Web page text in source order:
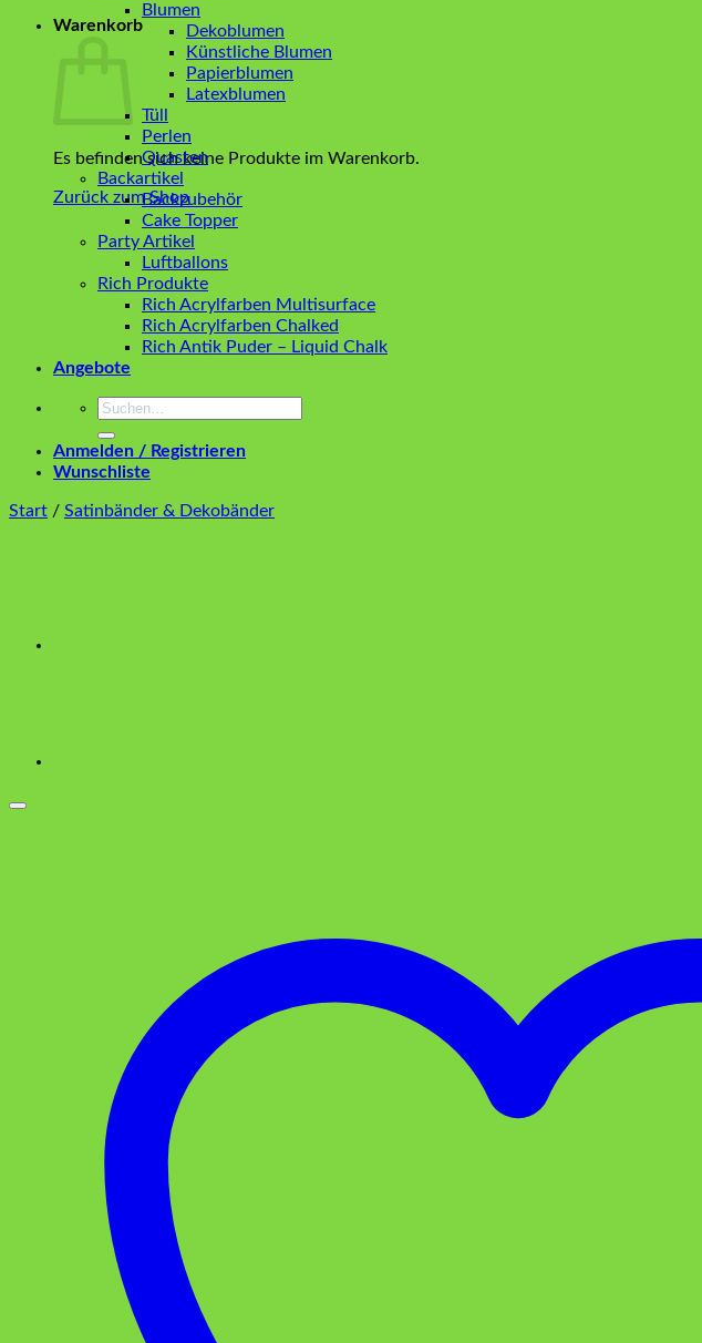
Warenkorb
Es befinden sich keine Produkte im Warenkorb.
Zurück zum Shop
Blumen
Dekoblumen
Künstliche Blumen
Papierblumen
Latexblumen
Tüll
Perlen
Quasten
Backartikel
Backzubehör
Cake Topper
Party Artikel
Luftballons
Rich Produkte
Rich Acrylfarben Multisurface
Rich Acrylfarben Chalked
Rich Antik Puder – Liquid Chalk
Angebote
Suchen
Anmelden / Registrieren
Wunschliste
Start / Satinbänder & Dekobänder